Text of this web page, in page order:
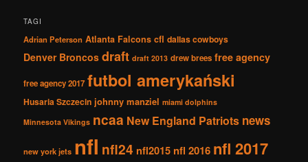
TAGI
Adrian Peterson Atlanta Falcons cfl dallas cowboys
Denver Broncos draft draft 2013 drew brees free agency
free agency 2017 futbol amerykański
Husaria Szczecin johnny manziel miami dolphins
Minnesota Vikings ncaa New England Patriots news
new york jets nfl nfl24 nfl2015 nfl 2016 nfl 2017